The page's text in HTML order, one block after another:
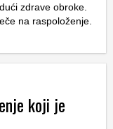
zdrave obroke.
na raspoloženje.
koji je